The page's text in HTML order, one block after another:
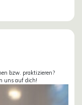
bzw. praktizieren?
uns auf dich!